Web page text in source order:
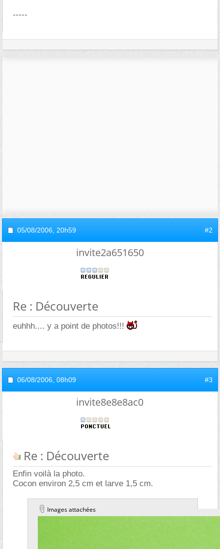
-----
05/08/2006, 20h59 #2
invite2a651650
Re : Découverte
euhhh.... y a point de photos!!!
06/08/2006, 08h09 #3
invite8e8e8ac0
Re : Découverte
Enfin voilà la photo.
Cocon environ 2,5 cm et larve 1,5 cm.
Images attachées